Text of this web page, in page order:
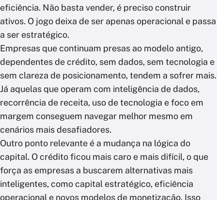
eficiência. Não basta vender, é preciso construir
ativos. O jogo deixa de ser apenas operacional e passa
a ser estratégico.
Empresas que continuam presas ao modelo antigo,
dependentes de crédito, sem dados, sem tecnologia e
sem clareza de posicionamento, tendem a sofrer mais.
Já aquelas que operam com inteligência de dados,
recorrência de receita, uso de tecnologia e foco em
margem conseguem navegar melhor mesmo em
cenários mais desafiadores.
Outro ponto relevante é a mudança na lógica do
capital. O crédito ficou mais caro e mais difícil, o que
força as empresas a buscarem alternativas mais
inteligentes, como capital estratégico, eficiência
operacional e novos modelos de monetização. Isso